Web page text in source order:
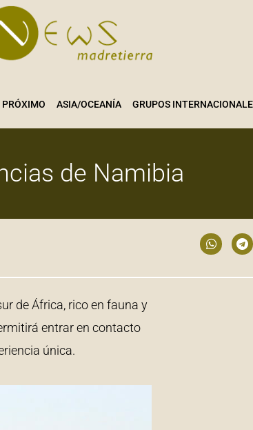
ASIA/OCEANÍA GRUPOS
de Namibia
de África, rico en fauna y
entrar en contacto
única.